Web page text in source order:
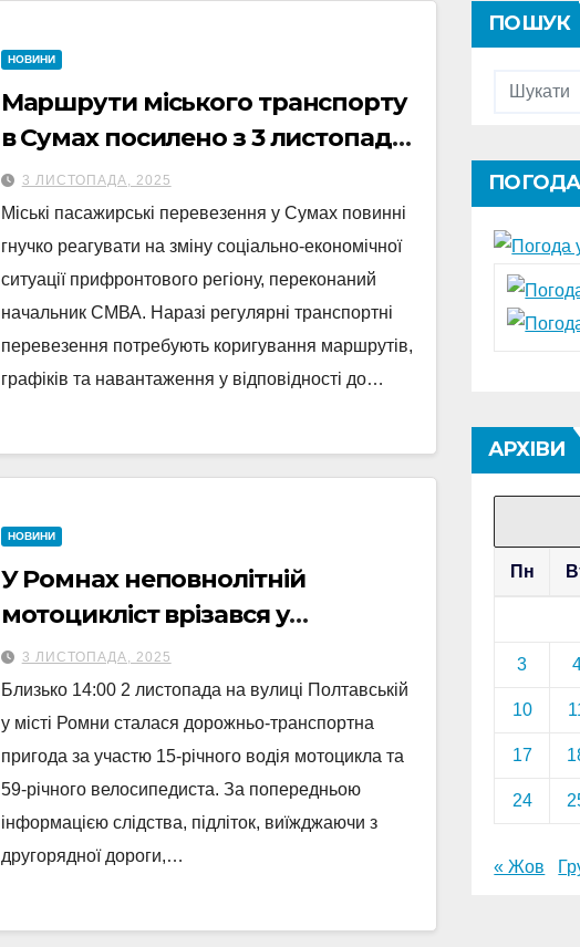
НОВИНИ
Маршрути міського транспорту
в Сумах посилено з 3 листопада,
– Сергій Кривошеєнко
3 ЛИСТОПАДА, 2025
Міські пасажирські перевезення у Сумах повинні
гнучко реагувати на зміну соціально-економічної
ситуації прифронтового регіону, переконаний
начальник СМВА. Наразі регулярні транспортні
перевезення потребують коригування маршрутів,
графіків та навантаження у відповідності до…
НОВИНИ
У Ромнах неповнолітній
мотоцикліст врізався у
велосипедиста: потерпілого
госпіталізовано
3 ЛИСТОПАДА, 2025
Близько 14:00 2 листопада на вулиці Полтавській
у місті Ромни сталася дорожньо-транспортна
пригода за участю 15-річного водія мотоцикла та
59-річного велосипедиста. За попередньою
інформацією слідства, підліток, виїжджаючи з
другорядної дороги,…
ПОШУК
ПОГОДА
АРХІВИ
Пн
3
10
17
24
« Жов